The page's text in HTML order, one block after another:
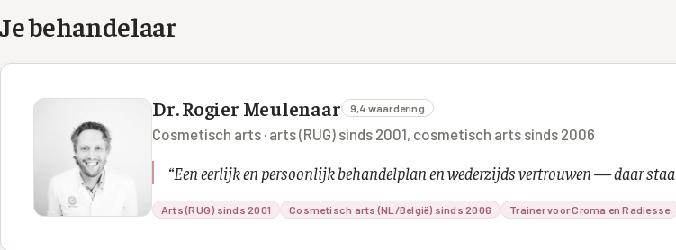
Je behandelaar
Dr. Rogier Meulenaar 9,4 waardering
Cosmetisch arts · arts (RUG) sinds 2001, cosmetisch arts sinds 2006
“Een eerlijk en persoonlijk behandelplan en wederzijds vertrouwen — daar
Arts (RUG) sinds 2001 Cosmetisch arts (NL/België) sinds 2006 Trainer voor Croma en Radiesse